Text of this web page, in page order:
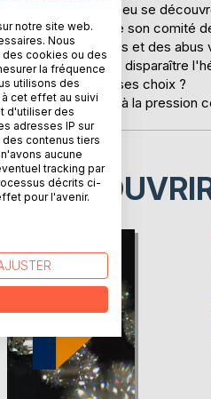
et peu à peu se
à la tête de son comité
dans des affaires et des
à vouloir faire disparaître
pour imposer ses choix ?
fort pour résister à la pression
À
notre site web.
Nous
cookies ou des
la fréquence
utilisons des
cet effet au suivi
d'utiliser des
adresses IP sur
contenus tiers
aucune
tracking par
décrits ci-
pour l'avenir.